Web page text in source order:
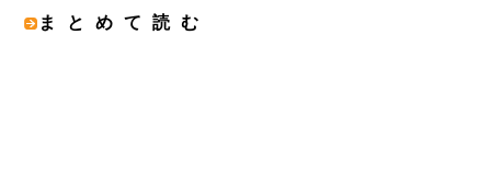
まとめて読む